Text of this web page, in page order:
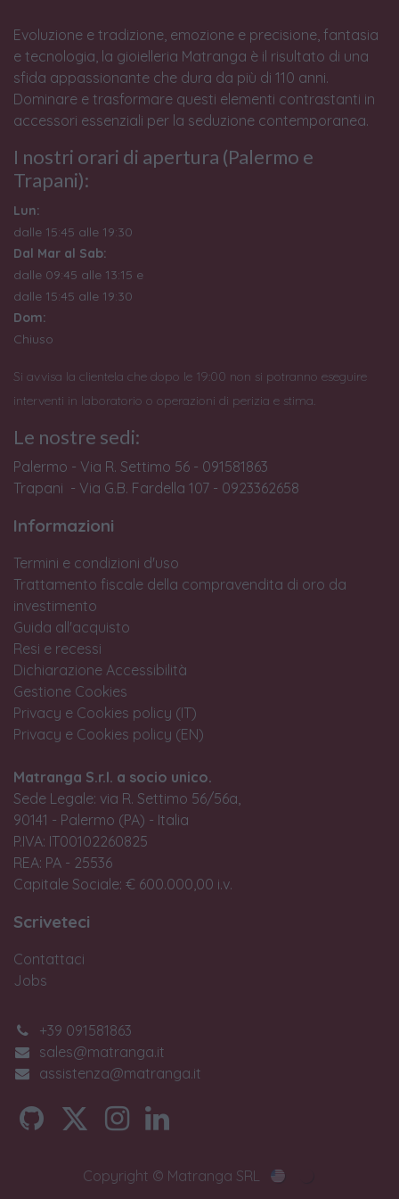
Evoluzione e tradizione, emozione e precisione, fantasia
e tecnologia, la gioielleria Matranga è il risultato di una
sfida appassionante che dura da più di 110 anni.
Dominare e trasformare questi elementi contrastanti in
accessori essenziali per la seduzione contemporanea.
I nostri orari di apertura (Palermo e
Trapani):
Lun:
dalle 15:45 alle 19:30
Dal Mar al Sab:
dalle 09:45 alle 13:15 e
dalle 15:45 alle 19:30
Dom:
Chiuso
Si avvisa la clientela che dopo le 19:00 non si potranno eseguire
interventi in laboratorio o operazioni di perizia e stima.
Le nostre sedi:
Palermo - Via R. Settimo 56 - 091581863
Trapani - Via G.B. Fardella 107 - 0923362658
Informazioni
Termini e condizioni d'uso
Trattamento fiscale della compravendita di oro da
investimento
Guida all'acquisto
Resi e recessi
Dichiarazione Accessibilità
Gestione Cookies
Privacy e Cookies policy (IT)
Privacy e Cookies policy (EN)
Matranga S.r.l. a socio unico.
Sede Legale: via R. Settimo 56/56a,
90141 - Palermo (PA) - Italia
P.IVA: IT00102260825
REA: PA - 25536
Capitale Sociale: € 600.000,00 i.v.
Scriveteci
Contattaci
Jobs
+39 091581863
sales@matranga.it
assistenza@matranga.it
Copyright © Matranga SRL